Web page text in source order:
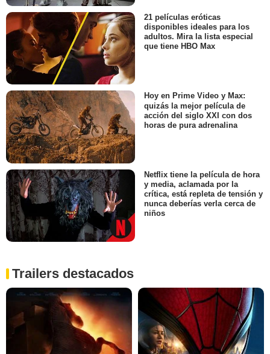
21 películas eróticas
disponibles ideales para los
adultos. Mira la lista especial
que tiene HBO Max
Hoy en Prime Video y Max:
quizás la mejor película de
acción del siglo XXI con dos
horas de pura adrenalina
Netflix tiene la película de hora
y media, aclamada por la
crítica, está repleta de tensión y
nunca deberías verla cerca de
niños
Trailers destacados